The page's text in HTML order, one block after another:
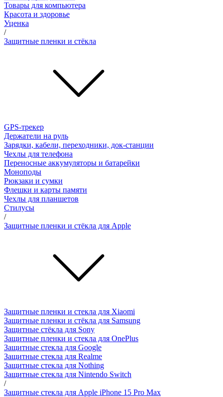
Товары для компьютера
Красота и здоровье
Уценка
/
Защитные пленки и стёкла
GPS-трекер
Держатели на руль
Зарядки, кабели, переходники, док-станции
Чехлы для телефона
Переносные аккумуляторы и батарейки
Моноподы
Рюкзаки и сумки
Флешки и карты памяти
Чехлы для планшетов
Стилусы
/
Защитные пленки и стёкла для Apple
Защитные пленки и стекла для Xiaomi
Защитные пленки и стёкла для Samsung
Защитные стёкла для Sony
Защитные пленки и стекла для OnePlus
Защитные стекла для Google
Защитные стекла для Realme
Защитные стекла для Nothing
Защитные стекла для Nintendo Switch
/
Защитные стекла для Apple iPhone 15 Pro Max